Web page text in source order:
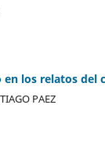
en los relatos
PAEZ